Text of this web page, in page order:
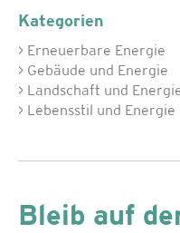
Kategorien
> Erneuerbare Energie
> Gebäude und Energie
> Landschaft und
> Lebensstil und Energie
Bleib auf